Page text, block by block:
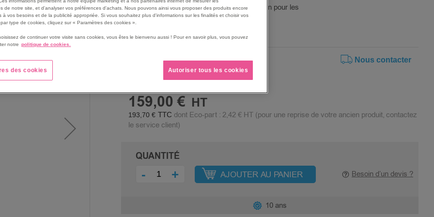
Pratique grâce aux crochets de suspension pour les
sacs et effets personnels.
Nous contacter
PRIX
159,00 €
193,70 € dont Eco-part : 2,42 €HT (pour une reprise de votre ancien produit, contactez
le service client)
QUANTITÉ
- + AJOUTER AU PANIER Besoin d’un devis ?
10 ans
de notre site, et d'analyser vos préférences d'achats. Nous pouvons ainsi vous proposer des produits encore
à vos besoins et de la publicité appropriée. Si vous souhaitez plus d'informations sur les finalités et choisir vos
type de cookies, cliquez sur « Paramètres des cookies ».
de continuer votre visite sans cookies, vous êtes le bienvenu aussi ! Pour en savoir plus, vous pouvez
notre politique de cookies.
des cookies Autoriser tous les cookies